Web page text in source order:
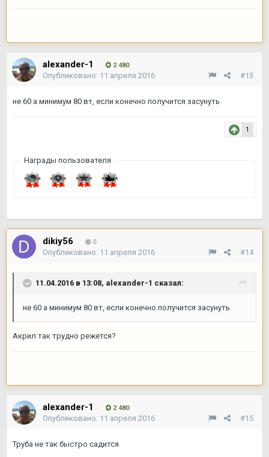
alexander-1 2 480
#13
Опубликовано: 11 апреля 2016
не 60 а минимум 80 вт, если конечно получится засунуть
1
Награды пользователя
dikiy56 0
#14
Опубликовано: 11 апреля 2016
11.04.2016 в 13:08, alexander-1 сказал:
не 60 а минимум 80 вт, если конечно получится засунуть
Акрил так трудно режется?
alexander-1 2 480
#15
Опубликовано: 11 апреля 2016
Труба не так быстро садится